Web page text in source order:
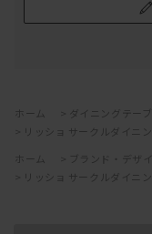
ホーム ダイニングテーブ
リッショ サークルダイニ
ホーム
ブランド・デザ
リッショ サークルダイニ